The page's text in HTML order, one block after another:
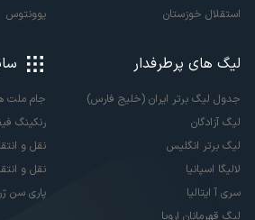
استقلال خوزستان
یوونتوس
لیگ های پرطرفدار
جدول لیگ برتر ایران (خلیج فارس)
لیگ آزادگان
لیگ برتر انگلیس
لالیگا اسپانیا
سری آ ایتالیا
لیگ قهرمانان اروپا
جام ملت
رنکینگ
نقل و
نقل و
پاری سن